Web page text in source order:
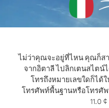
ไม่ว่าคุณจะอยู่ที่ไหน คุณก็ส
จากอิตาลี ไปลิกเตนสไตน์
โทรถึงหมายเลขใดก็ได้
โทรศัพท์พื้นฐานหรือโทรศัพ
11.0